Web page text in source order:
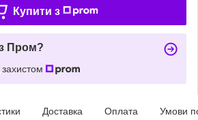
Купити з
Пром?
Доставка Оплата Умови